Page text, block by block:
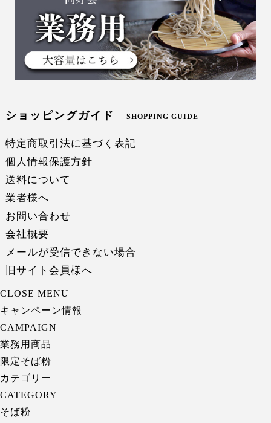
ショッピングガイド SHOPPING GUIDE
特定商取引法に基づく表記
個人情報保護方針
送料について
業者様へ
お問い合わせ
会社概要
メールが受信できない場合
旧サイト会員様へ
CLOSE MENU
キャンペーン情報
CAMPAIGN
業務用商品
限定そば粉
カテゴリー
CATEGORY
そば粉